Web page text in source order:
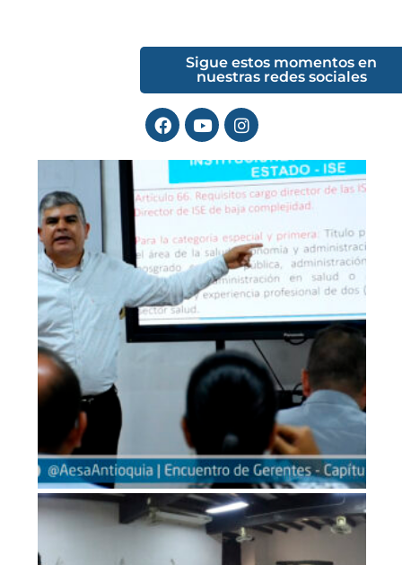
Sigue estos momentos en
nuestras redes sociales